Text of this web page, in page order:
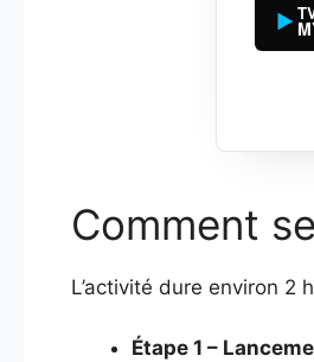
Comment
L’activité dure environ 2
Étape 1 –